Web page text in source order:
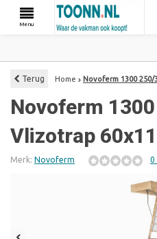
Menu
Terug Home Novoferm 1300 250/
Novoferm
Vlizotrap
Merk: Novoferm 0